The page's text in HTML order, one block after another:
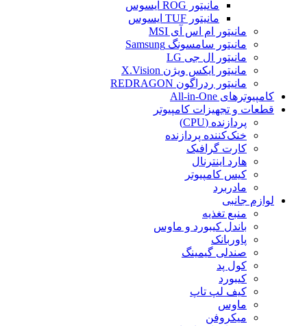
مانیتور ROG ایسوس
مانیتور TUF ایسوس
مانیتور ام اس آی MSI
مانیتور سامسونگ Samsung
مانیتور ال جی LG
مانیتور ایکس ویژن X.Vision
مانیتور ردراگون REDRAGON
کامپیوترهای All-in-One
قطعات و تجهیزات کامپیوتر
پردازنده (CPU)
خنک‌کننده پردازنده
کارت گرافیک
هارد اینترنال
کیس کامپیوتر
مادربرد
لوازم جانبی
منبع تغذیه
باندل کیبورد و ماوس
پاوربانک
صندلی گیمینگ
کول پد
کیبورد
کیف لپ تاپ
ماوس
میکروفن